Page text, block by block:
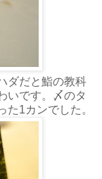
ダだと鮨の教科
いです。〆のタ
1カンでした。